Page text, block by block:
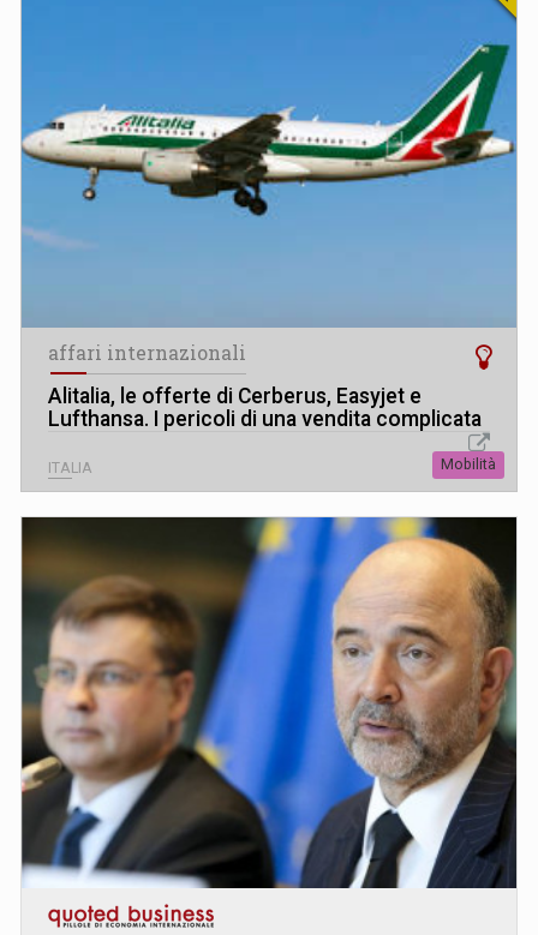
affari internazionali
Alitalia, le offerte di Cerberus, Easyjet e
Lufthansa. I pericoli di una vendita complicata
ITALIA Mobilità